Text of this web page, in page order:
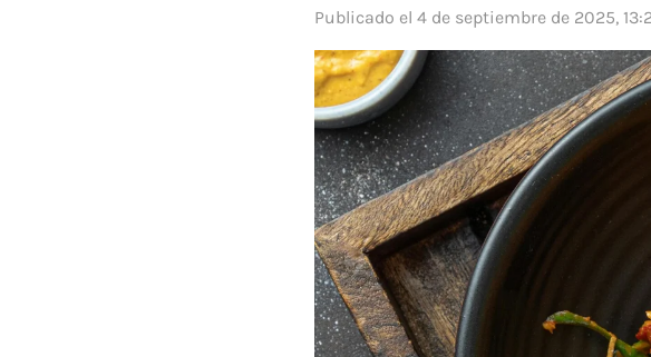
Publicado el 4 de septiembre de 2025,